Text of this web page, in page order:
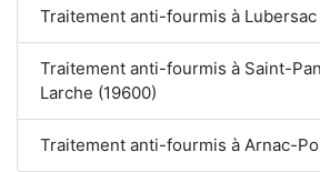
Traitement anti-fourmis à Lubersac
Traitement anti-fourmis à Saint-
Larche (19600)
Traitement anti-fourmis à Arnac-